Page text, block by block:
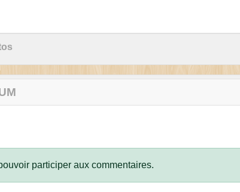
participer aux commentaires.